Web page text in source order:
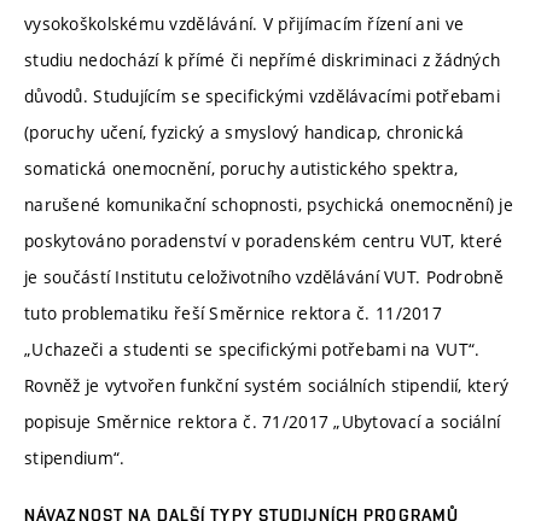
vysokoškolskému vzdělávání. V přijímacím řízení ani ve
studiu nedochází k přímé či nepřímé diskriminaci z žádných
důvodů. Studujícím se specifickými vzdělávacími potřebami
(poruchy učení, fyzický a smyslový handicap, chronická
somatická onemocnění, poruchy autistického spektra,
narušené komunikační schopnosti, psychická onemocnění) je
poskytováno poradenství v poradenském centru VUT, které
je součástí Institutu celoživotního vzdělávání VUT. Podrobně
tuto problematiku řeší Směrnice rektora č. 11/2017
„Uchazeči a studenti se specifickými potřebami na VUT“.
Rovněž je vytvořen funkční systém sociálních stipendií, který
popisuje Směrnice rektora č. 71/2017 „Ubytovací a sociální
stipendium“.
NÁVAZNOST NA DALŠÍ TYPY STUDIJNÍCH PROGRAMŮ